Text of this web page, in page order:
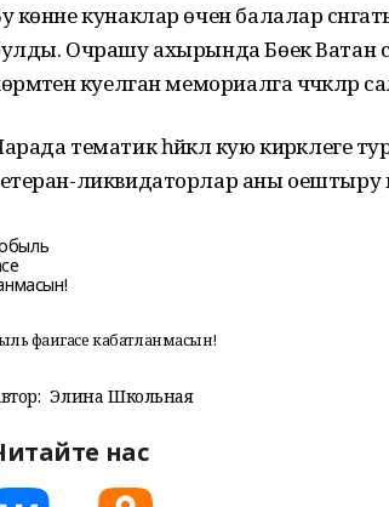
көнне кунаклар өчен балалар сәнгать
Очрашу ахырында Бөек
куелган мемориалга чәчәкләр
тематик һәйкәл кую кирәклеге
ликвидаторлар аны оештыру
фаҗигасе кабатланмасын!
Элина Школьная
нас